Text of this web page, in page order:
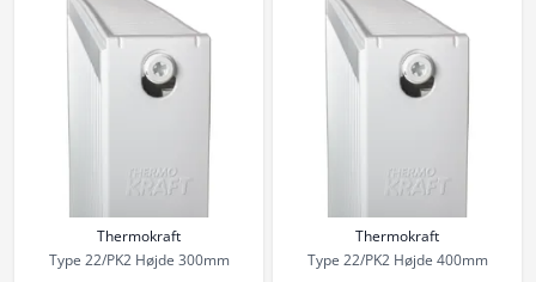
Thermokraft
Type 22/PK2 Højde 300mm
Thermokraft
Type 22/PK2 Højde 400mm